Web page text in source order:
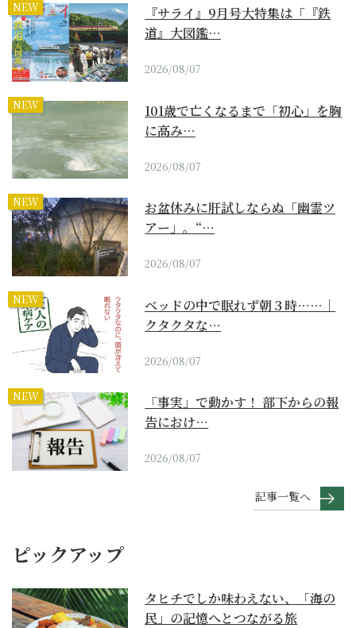
NEW
『サライ』9月号大特集は「『鉄
道』大図鑑…
2026/08/07
NEW
101歳で亡くなるまで「初心」を胸
に高み…
2026/08/07
NEW
お盆休みに肝試しならぬ「幽霊ツ
アー」。“…
2026/08/07
NEW
ベッドの中で眠れず朝３時……｜
クタクタな…
2026/08/07
NEW
「事実」で動かす！ 部下からの報
告におけ…
2026/08/07
記事一覧へ
ピックアップ
タヒチでしか味わえない、「海の
民」の記憶へとつながる旅